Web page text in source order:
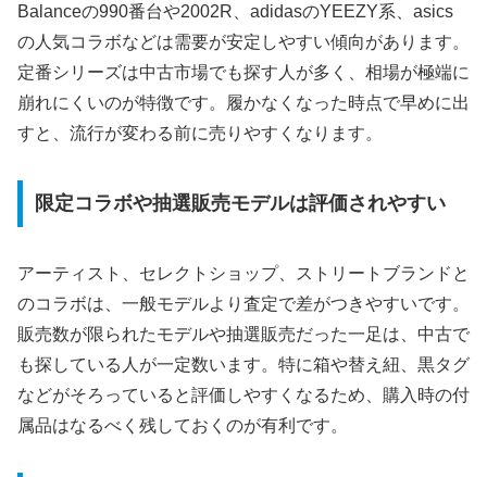
Balanceの990番台や2002R、adidasのYEEZY系、asics
の人気コラボなどは需要が安定しやすい傾向があります。
定番シリーズは中古市場でも探す人が多く、相場が極端に
崩れにくいのが特徴です。履かなくなった時点で早めに出
すと、流行が変わる前に売りやすくなります。
限定コラボや抽選販売モデルは評価されやすい
アーティスト、セレクトショップ、ストリートブランドと
のコラボは、一般モデルより査定で差がつきやすいです。
販売数が限られたモデルや抽選販売だった一足は、中古で
も探している人が一定数います。特に箱や替え紐、黒タグ
などがそろっていると評価しやすくなるため、購入時の付
属品はなるべく残しておくのが有利です。